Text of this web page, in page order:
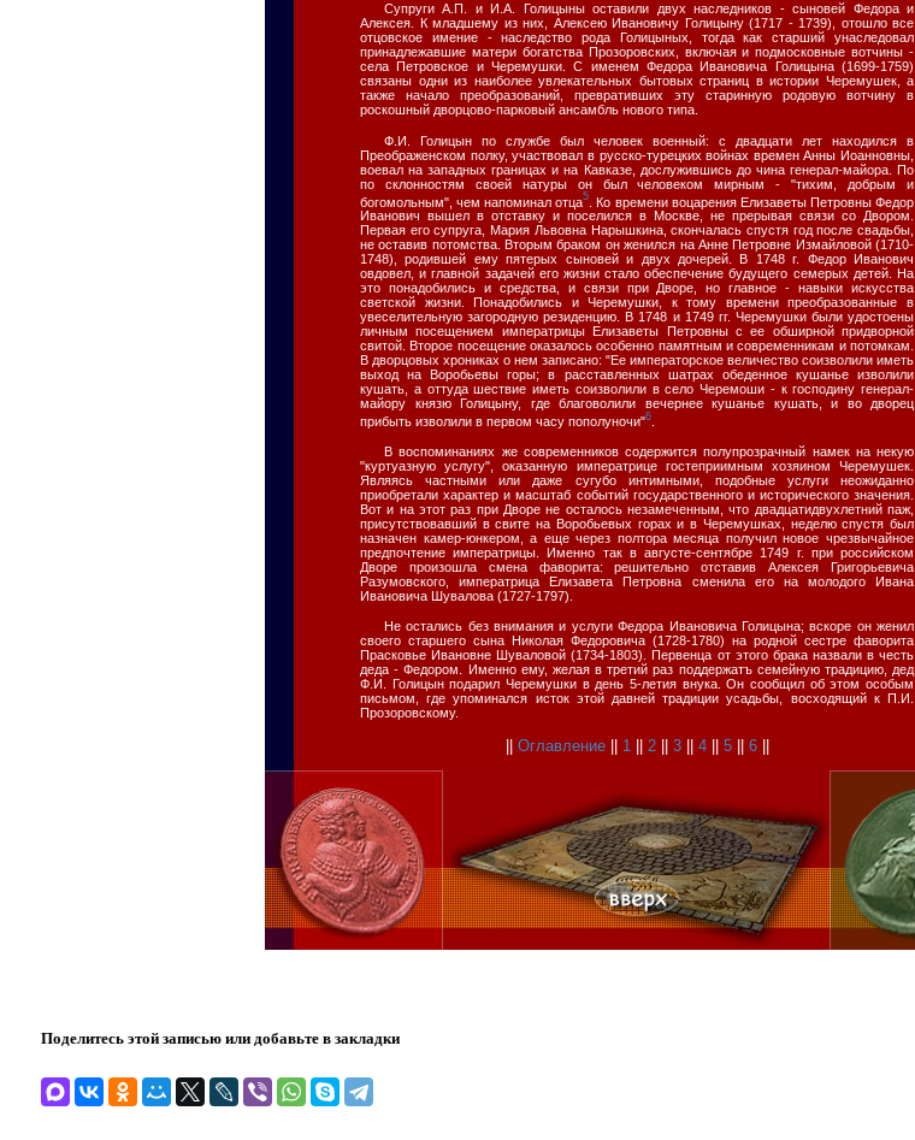
Супруги А.П. и И.А. Голицыны оставили двух наследников - сыновей Федора и
Алексея. К младшему из них, Алексею Ивановичу Голицыну (1717 - 1739), отошло все
отцовское имение - наследство рода Голицыных, тогда как старший унаследовал
принадлежавшие матери богатства Прозоровских, включая и подмосковные вотчины -
села Петровское и Черемушки. С именем Федора Ивановича Голицына (1699-1759)
связаны одни из наиболее увлекательных бытовых страниц в истории Черемушек, а
также начало преобразований, превративших эту старинную родовую вотчину в
роскошный дворцово-парковый ансамбль нового типа.
Ф.И. Голицын по службе был человек военный: с двадцати лет находился в
Преображенском полку, участвовал в русско-турецких войнах времен Анны Иоанновны,
воевал на западных границах и на Кавказе, дослужившись до чина генерал-майора. По
по склонностям своей натуры он был человеком мирным - "тихим, добрым и
богомольным", чем напоминал отца5 . Ко времени воцарения Елизаветы Петровны Федор
Иванович вышел в отставку и поселился в Москве, не прерывая связи со Двором.
Первая его супруга, Мария Львовна Нарышкина, скончалась спустя год после свадьбы,
не оставив потомства. Вторым браком он женился на Анне Петровне Измайловой (1710-
1748), родившей ему пятерых сыновей и двух дочерей. В 1748 г. Федор Иванович
овдовел, и главной задачей его жизни стало обеспечение будущего семерых детей. На
это понадобились и средства, и связи при Дворе, но главное - навыки искусства
светской жизни. Понадобились и Черемушки, к тому времени преобразованные в
увеселительную загородную резиденцию. В 1748 и 1749 гг. Черемушки были удостоены
личным посещением императрицы Елизаветы Петровны с ее обширной придворной
свитой. Второе посещение оказалось особенно памятным и современникам и потомкам.
В дворцовых хрониках о нем записано: "Ее императорское величество соизволили иметь
выход на Воробьевы горы; в расставленных шатрах обеденное кушанье изволили
кушать, а оттуда шествие иметь соизволили в село Черемоши - к господину генерал-
майору князю Голицыну, где благоволили вечернее кушанье кушать, и во дворец
прибыть изволили в первом часу пополуночи"6
В воспоминаниях же современников содержится полупрозрачный намек на некую
"куртуазную услугу", оказанную императрице гостеприимным хозяином Черемушек.
Являясь частными или даже сугубо интимными, подобные услуги неожиданно
приобретали характер и масштаб событий государственного и исторического значения.
Вот и на этот раз при Дворе не осталось незамеченным, что двадцатидвухлетний паж,
присутствовавший в свите на Воробьевых горах и в Черемушках, неделю спустя был
назначен камер-юнкером, а еще через полтора месяца получил новое чрезвычайное
предпочтение императрицы. Именно так в августе-сентябре 1749 г. при российском
Дворе произошла смена фаворита: решительно отставив Алексея Григорьевича
Разумовского, императрица Елизавета Петровна сменила его на молодого Ивана
Ивановича Шувалова (1727-1797).
Не остались без внимания и услуги Федора Ивановича Голицына; вскоре он женил
своего старшего сына Николая Федоровича (1728-1780) на родной сестре фаворита
Прасковье Ивановне Шуваловой (1734-1803). Первенца от этого брака назвали в честь
деда - Федором. Именно ему, желая в третий раз поддержатъ семейную традицию, дед
Ф.И. Голицын подарил Черемушки в день 5-летия внука. Он сообщил об этом особым
письмом, где упоминался исток этой давней традиции усадьбы, восходящий к П.И.
Прозоровскому.
Оглавление|| 1 2|| 3|| 4|| 5|| 6||
Поделитесь этой записью или добавьте в закладки